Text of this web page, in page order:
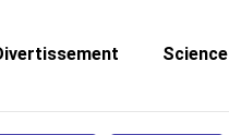
Science